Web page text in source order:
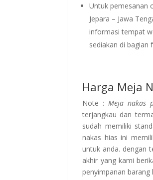
Untuk pemesanan
Jepara – Jawa
informasi tempat
sediakan di bagian
Harga Meja
Note : Meja nakas
terjangkau dan
sudah memiliki
nakas hias ini
untuk anda. dengan
akhir yang kami
penyimpanan barang